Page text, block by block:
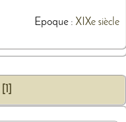
Epoque : XIXe siècle